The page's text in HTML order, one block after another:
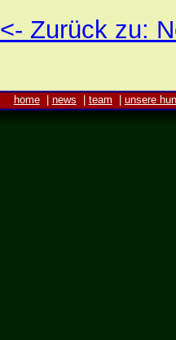
<- Zurück zu:
home| news team unsere